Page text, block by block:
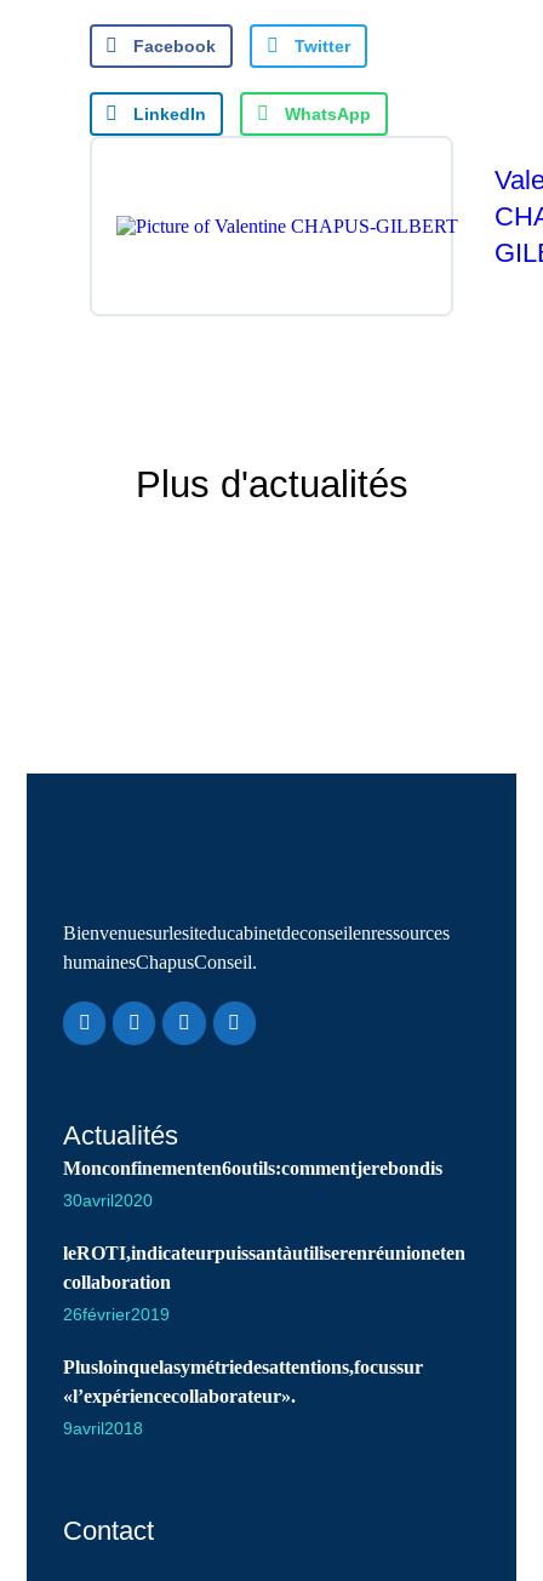
Facebook Twitter
LinkedIn WhatsApp
Plus d'actualités
Bienvenue sur le site du cabinet de conseil en ressources
humaines Chapus Conseil.
Actualités
Mon confinement en 6 outils : comment je rebondis
30 avril 2020
le ROTI, indicateur puissant à utiliser en réunion et en
collaboration
26 février 2019
Plus loin que la symétrie des attentions, focus sur
« l’expérience collaborateur ».
9 avril 2018
Contact